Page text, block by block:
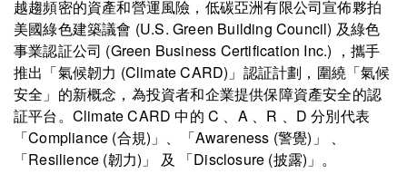
越趨頻密的資產和營運風險，低碳亞洲有限公司宣佈夥拍
美國綠色建築議會 (U.S. Green Building Council) 及綠色
事業認証公司 (Green Business Certification Inc.) ，攜手
推出「氣候韌力 (Climate CARD)」認証計劃，圍繞「氣候
安全」的新概念，為投資者和企業提供保障資產安全的認
証平台。Climate CARD 中的 C 、A 、R 、D 分別代表
「Compliance (合規)」、「Awareness (警覺)」 、
「Resilience (韌力)」 及 「Disclosure (披露)」。